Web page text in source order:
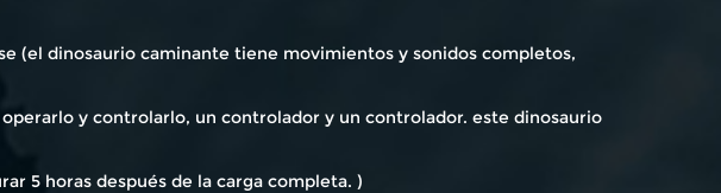
(el dinosaurio caminante tiene movimientos y sonidos completos,
y controlarlo, un controlador y un controlador. este dinosaurio
5 horas después de la carga completa. )